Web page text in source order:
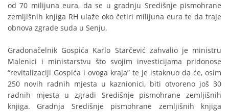
od 70 milijuna eura, da se u gradnju Središnje pismohrane
zemljišnih knjiga RH ulaže oko četiri milijuna eura te da traje
obnova zgrade suda u Senju.
Gradonačelnik Gospića Karlo Starčević zahvalio je ministru
Malenici i ministarstvu što svojim investicijama pridonose
“revitalizaciji Gospića i ovoga kraja” te je istaknuo da će, osim
250 novih radnih mjesta u kaznionici, biti otvoreno još 30
radnih mjesta u zgradi Središnje pismohrane zemljišnih
knjiga. Gradnja Središnje pismohrane zemljišnih knjiga